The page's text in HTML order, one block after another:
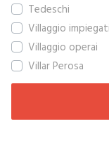
Tedeschi
Villaggio impiegati
Villaggio operai
Villar Perosa